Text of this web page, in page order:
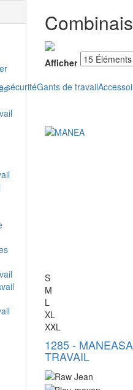
sécuritéGants de travail
Afficher
S
M
L
XL
XXL
1285- MANEA
TRAVAIL